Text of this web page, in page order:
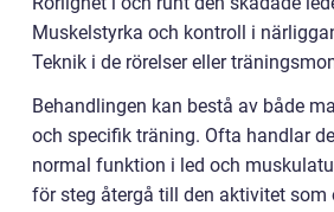
Muskelstyrka och kontroll i
Teknik i de rörelser eller
Behandlingen kan bestå av både
och specifik träning. Ofta handlar
normal funktion i led och
för steg återgå till den aktivitet som